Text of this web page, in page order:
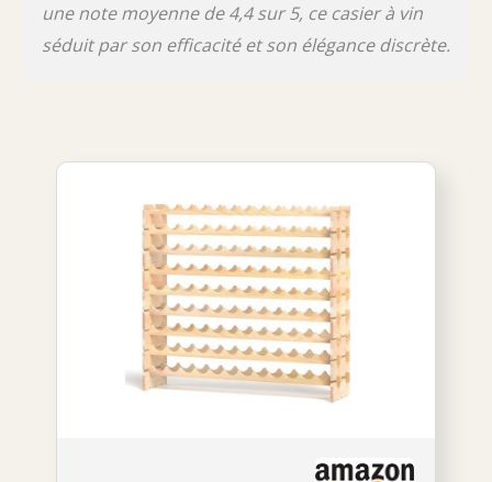
une note moyenne de 4,4 sur 5, ce casier à vin
séduit par son efficacité et son élégance discrète.